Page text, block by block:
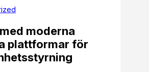
moderna
plattformar för